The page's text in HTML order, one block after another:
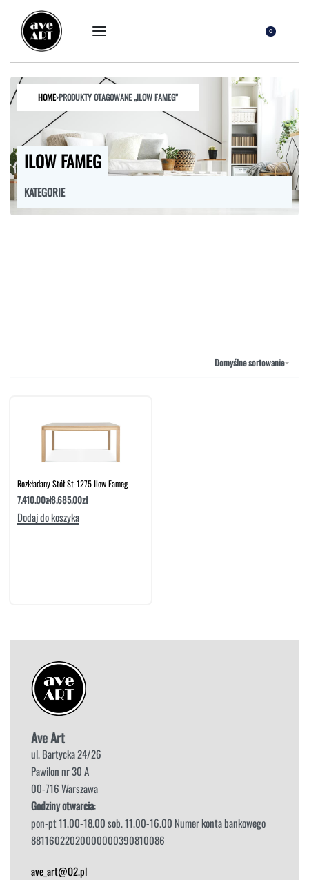
0
HOME›PRODUKTY OTAGOWANE „ILOW FAMEG”
ILOW FAMEG
KATEGORIE
Domyślne sortowanie
Rozkładany Stół St-1275 Ilow Fameg
7.410.00zł8.685.00zł
Dodaj do koszyka
Ave Art
ul. Bartycka 24/26
Pawilon nr 30 A
00-716 Warszawa
Godziny otwarcia:
pon-pt 11.00-18.00 sob. 11.00-16.00 Numer konta bankowego
88116022020000000390810086
ave_art@O2.pl